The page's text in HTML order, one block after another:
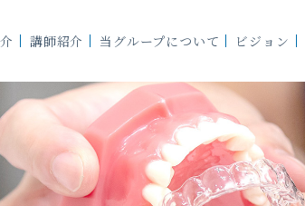
講師紹介 当グループについて ビジョン
講師紹介 当グループについて ビジョン